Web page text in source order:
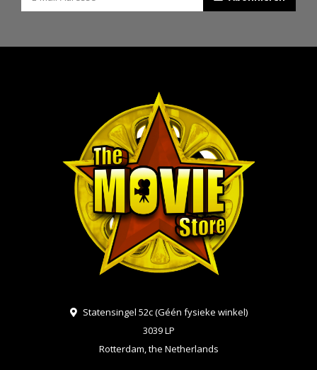
Statensingel 52c (Géén fysieke winkel)
3039 LP
Rotterdam, the Netherlands